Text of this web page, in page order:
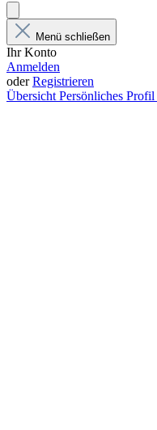
Menü schließen
Ihr Konto
Anmelden
oderRegistrieren
Übersicht Persönliches Profil